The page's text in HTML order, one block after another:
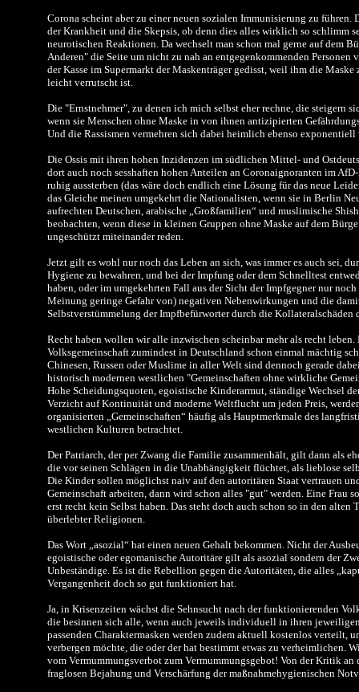
Corona scheint aber zu einer neuen sozialen Immunisierung zu führen.
der Krankheit und die Skepsis, ob denn dies alles wirklich so schlimm
neurotischen Reaktionen. Da wechselt man schon mal gerne auf dem
Anderen" die Seite um nicht zu nah an entgegenkommenden Personen
der Kasse im Supermarkt der Maskenträger gedisst, weil ihm die
leicht verrutscht ist.
Die "Ernstnehmer", zu denen ich mich selbst eher rechne, die steigern
wenn sie Menschen ohne Maske in von ihnen antizipierten
Und die Rassismen vermehren sich dabei heimlich ebenso
Die Ossis mit ihren hohen Inzidenzen im südlichen Mittel- und
dort auch noch sesshaften hohen Anteilen an Coronaignoranten im
ruhig aussterben (das wäre doch endlich eine Lösung für das neue
das Gleiche meinen umgekehrt die Nationalisten, wenn sie in Berlin
aufrechten Deutschen, arabische „Großfamilien“ und muslimische
beobachten, wenn diese in kleinen Gruppen ohne Maske auf dem
ungeschützt miteinander reden.
Jetzt gilt es wohl nur noch das Leben an sich, was immer es auch sei,
Hygiene zu bewahren, und bei der Impfung oder dem Schnelltest
haben, oder im umgekehrten Fall aus der Sicht der Impfgegner nur
Meinung geringe Gefahr von) negativen Nebenwirkungen und die
Selbstverstümmelung der Impfbefürworter durch die Kollateralschäden
Recht haben wollen wir alle inzwischen scheinbar mehr als recht leben.
Volksgemeinschaft zumindest in Deutschland schon einmal mächtig
Chinesen, Russen oder Muslime in aller Welt sind dennoch gerade
historisch modernen westlichen "Gemeinschaften ohne wirkliche
Hohe Scheidungsquoten, egoistische Kinderarmut, ständige Wechsel
Verzicht auf Kontinuität und moderne Weltflucht um jeden Preis,
organisierten „Gemeinschaften“ häufig als Hauptmerkmale des
westlichen Kulturen betrachtet.
Der Patriarch, der per Zwang die Familie zusammenhält, gilt dann als
die vor seinen Schlägen in die Unabhängigkeit flüchtet, als lieblose
Die Kinder sollen möglichst naiv auf den autoritären Staat vertrauen
Gemeinschaft arbeiten, dann wird schon alles "gut" werden. Eine Frau
erst recht kein Selbst haben. Das steht doch auch schon so in den alten
überlebter Religionen.
Das Wort „asozial“ hat einen neuen Gehalt bekommen. Nicht der
egoistische oder egomanische Autoritäre gilt als asozial sondern der
Unbeständige. Es ist die Rebellion gegen die Autoritäten, die alles
Vergangenheit doch so gut funktioniert hat.
Ja, in Krisenzeiten wächst die Sehnsucht nach der funktionierenden
die besinnen sich alle, wenn auch jeweils individuell in ihren
passenden Charaktermasken werden zudem aktuell kostenlos verteilt,
verbergen möchte, die oder der hat bestimmt etwas zu verheimlichen.
vom Vermummungsverbot zum Vermummungsgebot! Von der Kritik an
fraglosen Bejahung und Verschärfung der maßnahmehygienischen